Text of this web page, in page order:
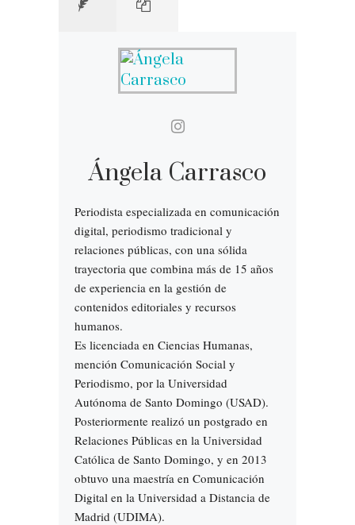
Ángela Carrasco
Periodista especializada en comunicación
digital, periodismo tradicional y
relaciones públicas, con una sólida
trayectoria que combina más de 15 años
de experiencia en la gestión de
contenidos editoriales y recursos
humanos.
Es licenciada en Ciencias Humanas,
mención Comunicación Social y
Periodismo, por la Universidad
Autónoma de Santo Domingo (USAD).
Posteriormente realizó un postgrado en
Relaciones Públicas en la Universidad
Católica de Santo Domingo, y en 2013
obtuvo una maestría en Comunicación
Digital en la Universidad a Distancia de
Madrid (UDIMA).